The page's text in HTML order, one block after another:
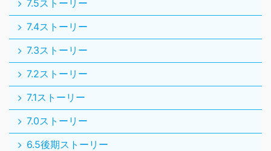
7.5ストーリー
7.4ストーリー
7.3ストーリー
7.2ストーリー
7.1ストーリー
7.0ストーリー
6.5後期ストーリー